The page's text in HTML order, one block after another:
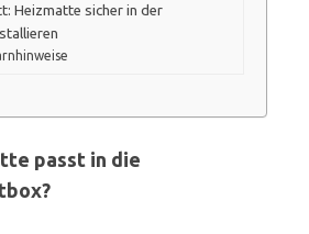
Heizmatte sicher in der
passt in die